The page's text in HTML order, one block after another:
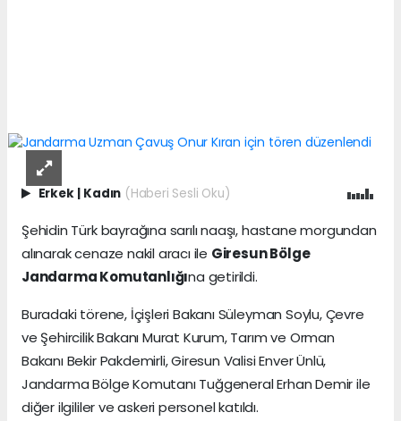
Erkek | Kadın (Haberi Sesli Oku)
Şehidin Türk bayrağına sarılı naaşı, hastane morgundan
alınarak cenaze nakil aracı ile Giresun Bölge
Jandarma Komutanlığına getirildi.
Buradaki törene, İçişleri Bakanı Süleyman Soylu, Çevre
ve Şehircilik Bakanı Murat Kurum, Tarım ve Orman
Bakanı Bekir Pakdemirli, Giresun Valisi Enver Ünlü,
Jandarma Bölge Komutanı Tuğgeneral Erhan Demir ile
diğer ilgililer ve askeri personel katıldı.